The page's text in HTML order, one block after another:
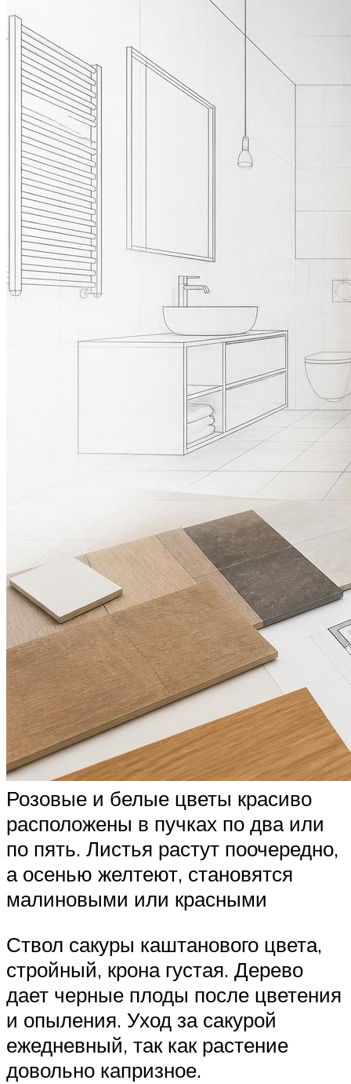
Розовые и белые цветы красиво
расположены в пучках по два или
по пять. Листья растут поочередно,
а осенью желтеют, становятся
малиновыми или красными
Ствол сакуры каштанового цвета,
стройный, крона густая. Дерево
дает черные плоды после цветения
и опыления. Уход за сакурой
ежедневный, так как растение
довольно капризное.